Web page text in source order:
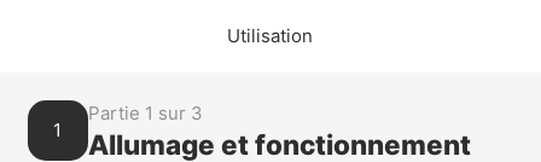
Utilisation
1
Partie 1 sur 3
Allumage et fonctionnement